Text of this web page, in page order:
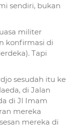
sendiri, bukan
militer
konfirmasi di
Tapi
sesudah itu ke
di Jalan
di Jl Imam
mereka
mereka di